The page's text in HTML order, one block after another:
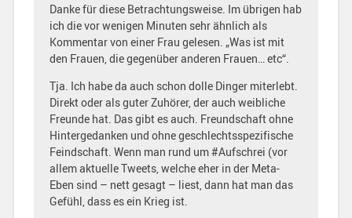
Danke für diese Betrachtungsweise. Im übrigen hab
ich die vor wenigen Minuten sehr ähnlich als
Kommentar von einer Frau gelesen. „Was ist mit
den Frauen, die gegenüber anderen Frauen… etc“.
Tja. Ich habe da auch schon dolle Dinger miterlebt.
Direkt oder als guter Zuhörer, der auch weibliche
Freunde hat. Das gibt es auch. Freundschaft ohne
Hintergedanken und ohne geschlechtsspezifische
Feindschaft. Wenn man rund um #Aufschrei (vor
allem aktuelle Tweets, welche eher in der Meta-
Eben sind – nett gesagt – liest, dann hat man das
Gefühl, dass es ein Krieg ist.